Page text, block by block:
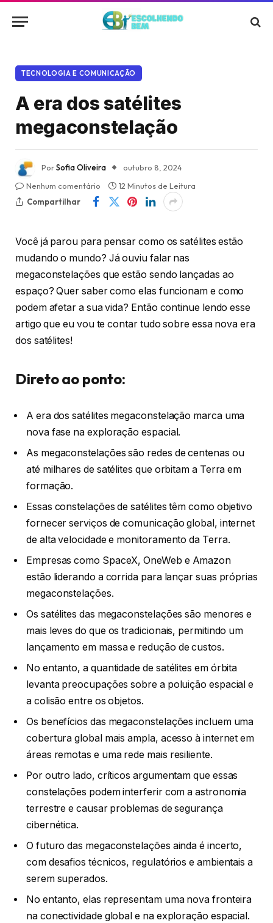
TECNOLOGIA E COMUNICAÇÃO
A era dos satélites
megaconstelação
PorSofia Oliveira
outubro 8, 2024
Nenhum comentário
12 Minutos de Leitura
Compartilhar
Você já parou para pensar como os satélites estão
mudando o mundo? Já ouviu falar nas
megaconstelações que estão sendo lançadas ao
espaço? Quer saber como elas funcionam e como
podem afetar a sua vida? Então continue lendo esse
artigo que eu vou te contar tudo sobre essa nova era
dos satélites!
Direto ao ponto:
A era dos satélites megaconstelação marca uma
nova fase na exploração espacial.
As megaconstelações são redes de centenas ou
até milhares de satélites que orbitam a Terra em
formação.
Essas constelações de satélites têm como objetivo
fornecer serviços de comunicação global, internet
de alta velocidade e monitoramento da Terra.
Empresas como SpaceX, OneWeb e Amazon
estão liderando a corrida para lançar suas próprias
megaconstelações.
Os satélites das megaconstelações são menores e
mais leves do que os tradicionais, permitindo um
lançamento em massa e redução de custos.
No entanto, a quantidade de satélites em órbita
levanta preocupações sobre a poluição espacial e
a colisão entre os objetos.
Os benefícios das megaconstelações incluem uma
cobertura global mais ampla, acesso à internet em
áreas remotas e uma rede mais resiliente.
Por outro lado, críticos argumentam que essas
constelações podem interferir com a astronomia
terrestre e causar problemas de segurança
cibernética.
O futuro das megaconstelações ainda é incerto,
com desafios técnicos, regulatórios e ambientais a
serem superados.
No entanto, elas representam uma nova fronteira
na conectividade global e na exploração espacial.